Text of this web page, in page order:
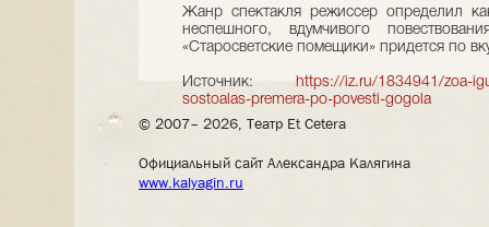
Жанр спектакля режиссер определил
неспешного, вдумчивого
«Старосветские помещики» придется по
Источник: https://iz.ru/1834941/zoa-
sostoalas-premera-po-povesti-gogola
© 2007– 2026, Театр Et Cetera
Официальный сайт Александра Калягина
www.kalyagin.ru